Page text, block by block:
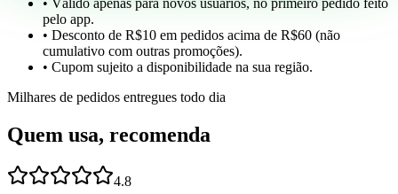
pelo app.
• Desconto de R$10 em pedidos acima de R$60 (não
cumulativo com outras promoções).
• Cupom sujeito a disponibilidade na sua região.
Milhares de pedidos entregues todo dia
Quem usa, recomenda
4.8